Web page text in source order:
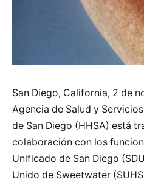
San Diego, California, 2 de
Agencia de Salud y
de San Diego (HHSA) está
colaboración con los
Unificado de San Diego
Unido de Sweetwater